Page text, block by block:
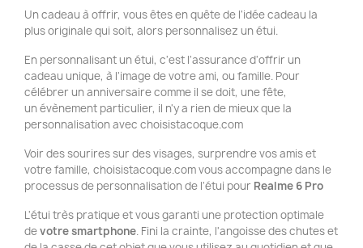
Un cadeau à offrir, vous êtes en quête de l'idée cadeau la
plus originale qui soit, alors personnalisez un étui.
En personnalisant un étui, c'est l'assurance d'offrir un
cadeau unique, à l'image de votre ami, ou famille. Pour
célébrer un anniversaire comme il se doit, une fête,
un évènement particulier, il n'y a rien de mieux que la
personnalisation avec choisistacoque.com
Voir des sourires sur des visages, surprendre vos amis et
votre famille, choisistacoque.com vous accompagne dans le
processus de personnalisation de l'étui pour Realme 6 Pro
L'étui très pratique et vous garanti une protection optimale
devotre smartphone. Fini la crainte, l'angoisse des chutes et